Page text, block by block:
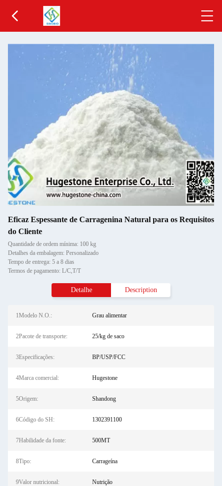
2/2
Eficaz Espessante de Carragenina Natural para os Requisitos
do Cliente
Quantidade de ordem mínima: 100 kg
Detalhes da embalagem: Personalizado
Tempo de entrega: 5 a 8 dias
Termos de pagamento: L/C,T/T
Detalhe Description
1Modelo N.O.: Grau alimentar
2Pacote de transporte: 25/kg de saco
3Especificações: BP/USP/FCC
4Marca comercial: Hugestone
5Origem: Shandong
6Código do SH: 1302391100
7Habilidade da fonte: 500MT
8Tipo: Carrageína
9Valor nutricional: Nutrição